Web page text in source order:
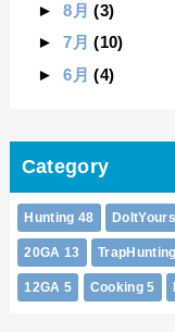
►8月 (3)
►7月 (10)
►6月 (4)
Category
Hunting48
20GA13 TrapHunting
12GA5 Cooking5